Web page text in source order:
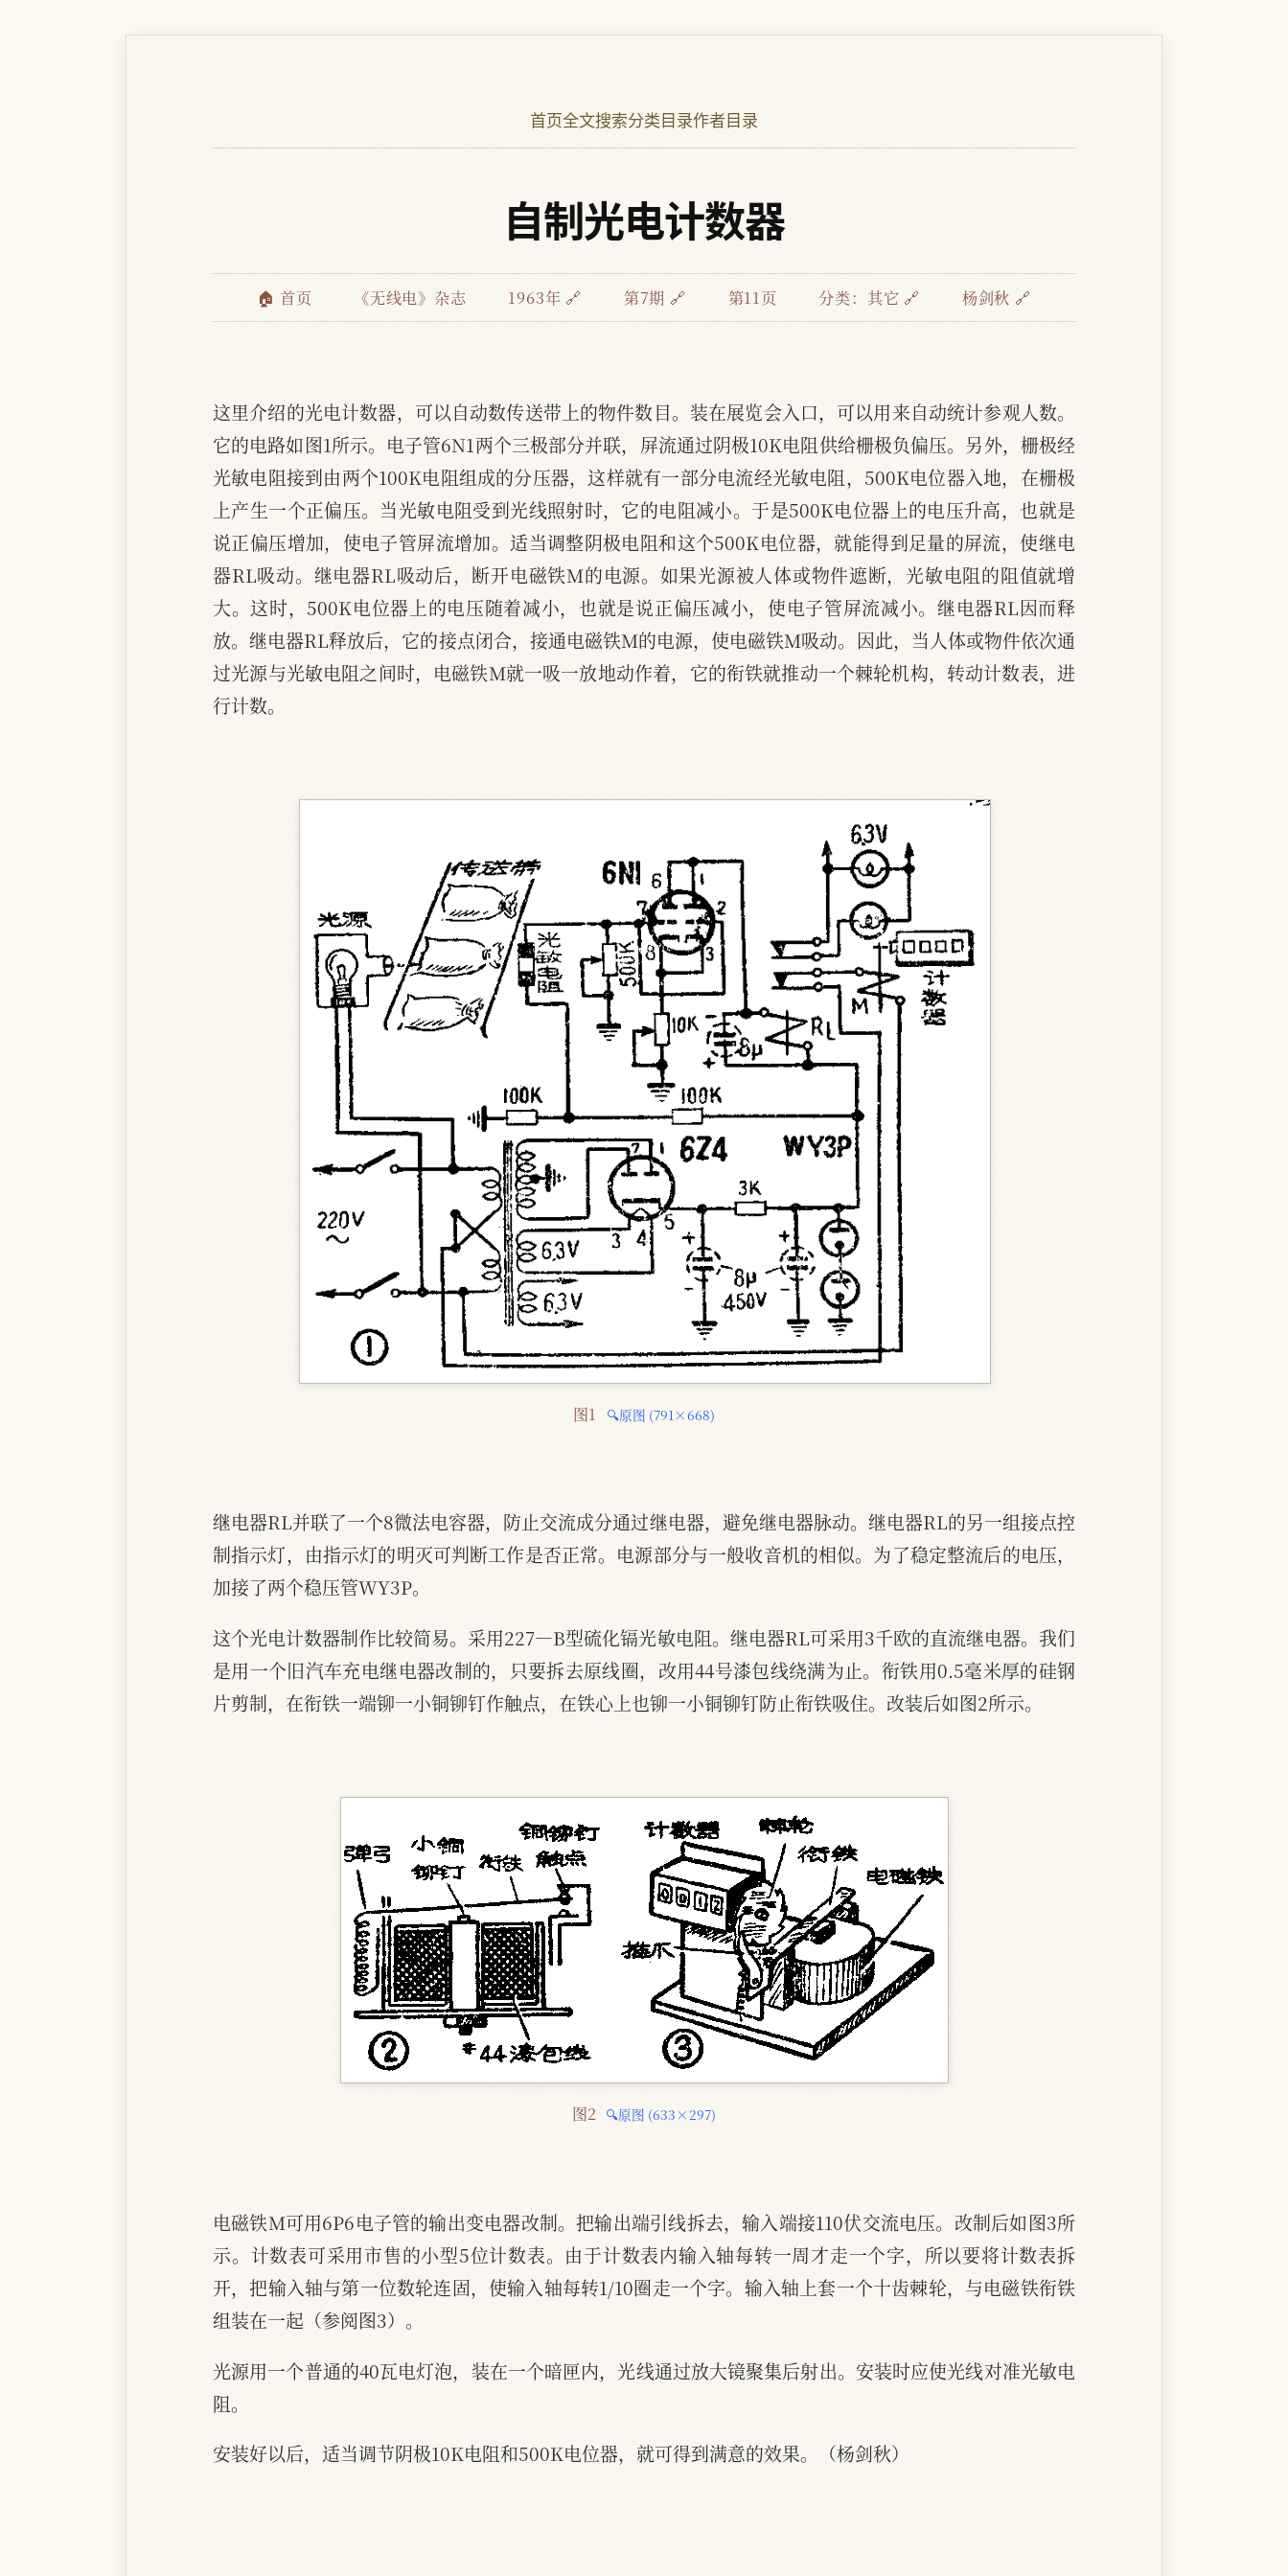
首页全文搜索分类目录作者目录
自制光电计数器
🏠 首页 《无线电》杂志 1963年 🔗 第7期 🔗 第11页 分类： 其它 🔗 杨剑秋 🔗
这里介绍的光电计数器，可以自动数传送带上的物件数目。装在展览会入口，可以用来自动统计参观人数。
它的电路如图1所示。电子管6N1两个三极部分并联，屏流通过阴极10K电阻供给栅极负偏压。另外，栅极经
光敏电阻接到由两个100K电阻组成的分压器，这样就有一部分电流经光敏电阻，500K电位器入地，在栅极
上产生一个正偏压。当光敏电阻受到光线照射时，它的电阻减小。于是500K电位器上的电压升高，也就是
说正偏压增加，使电子管屏流增加。适当调整阴极电阻和这个500K电位器，就能得到足量的屏流，使继电
器RL吸动。继电器RL吸动后，断开电磁铁M的电源。如果光源被人体或物件遮断，光敏电阻的阻值就增
大。这时，500K电位器上的电压随着减小，也就是说正偏压减小，使电子管屏流减小。继电器RL因而释
放。继电器RL释放后，它的接点闭合，接通电磁铁M的电源，使电磁铁M吸动。因此，当人体或物件依次通
过光源与光敏电阻之间时，电磁铁M就一吸一放地动作着，它的衔铁就推动一个棘轮机构，转动计数表，进
行计数。
图1 🔍原图 (791×668)
继电器RL并联了一个8微法电容器，防止交流成分通过继电器，避免继电器脉动。继电器RL的另一组接点控
制指示灯，由指示灯的明灭可判断工作是否正常。电源部分与一般收音机的相似。为了稳定整流后的电压，
加接了两个稳压管WY3P。
这个光电计数器制作比较简易。采用227—B型硫化镉光敏电阻。继电器RL可采用3千欧的直流继电器。我们
是用一个旧汽车充电继电器改制的，只要拆去原线圈，改用44号漆包线绕满为止。衔铁用0.5毫米厚的硅钢
片剪制，在衔铁一端铆一小铜铆钉作触点，在铁心上也铆一小铜铆钉防止衔铁吸住。改装后如图2所示。
图2 🔍原图 (633×297)
电磁铁M可用6P6电子管的输出变电器改制。把输出端引线拆去，输入端接110伏交流电压。改制后如图3所
示。计数表可采用市售的小型5位计数表。由于计数表内输入轴每转一周才走一个字，所以要将计数表拆
开，把输入轴与第一位数轮连固，使输入轴每转1/10圈走一个字。输入轴上套一个十齿棘轮，与电磁铁衔铁
组装在一起（参阅图3）。
光源用一个普通的40瓦电灯泡，装在一个暗匣内，光线通过放大镜聚集后射出。安装时应使光线对准光敏电
阻。
安装好以后，适当调节阴极10K电阻和500K电位器，就可得到满意的效果。（杨剑秋）